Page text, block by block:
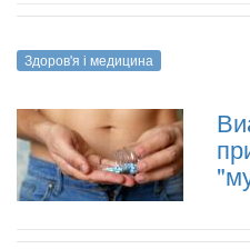
Здоров'я і медицина